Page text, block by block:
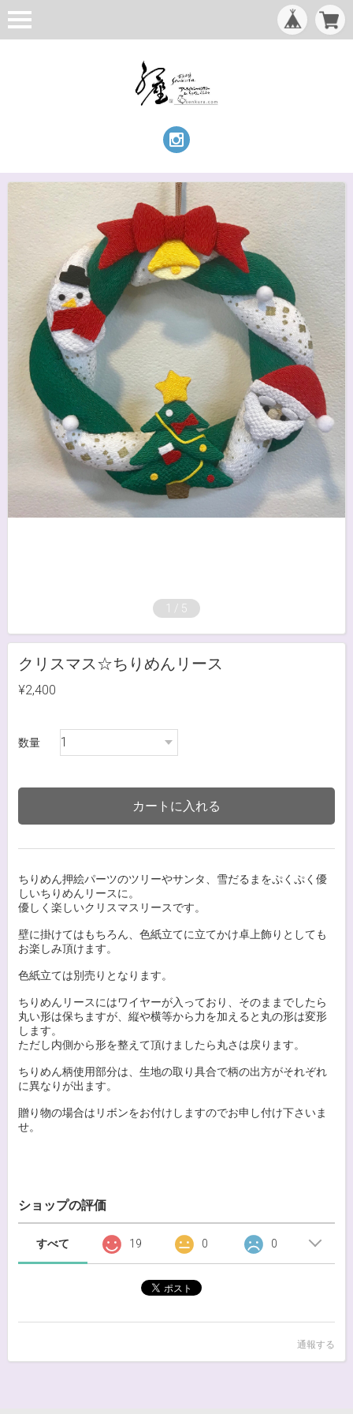
1 / 5
クリスマス☆ちりめんリース
¥2,400
数量
カートに入れる
ちりめん押絵パーツのツリーやサンタ、雪だるまをぷくぷく優
しいちりめんリースに。
優しく楽しいクリスマスリースです。
壁に掛けてはもちろん、色紙立てに立てかけ卓上飾りとしても
お楽しみ頂けます。
色紙立ては別売りとなります。
ちりめんリースにはワイヤーが入っており、そのままでしたら
丸い形は保ちますが、縦や横等から力を加えると丸の形は変形
します。
ただし内側から形を整えて頂けましたら丸さは戻ります。
ちりめん柄使用部分は、生地の取り具合で柄の出方がそれぞれ
に異なりが出ます。
贈り物の場合はリボンをお付けしますのでお申し付け下さいま
せ。
ショップの評価
すべて 19 0 0
通報する